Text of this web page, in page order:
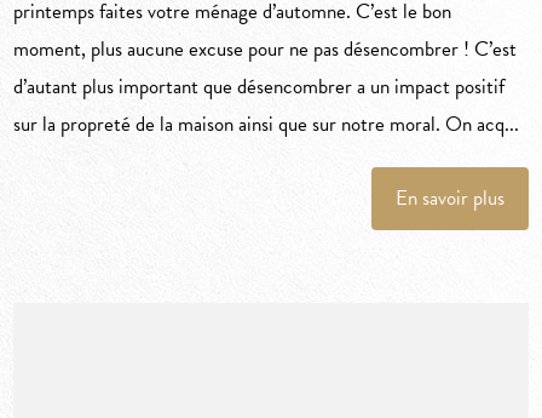
printemps faites votre ménage d’automne. C’est le bon
moment, plus aucune excuse pour ne pas désencombrer ! C’est
d’autant plus important que désencombrer a un impact positif
sur la propreté de la maison ainsi que sur notre moral. On acq...
En savoir plus